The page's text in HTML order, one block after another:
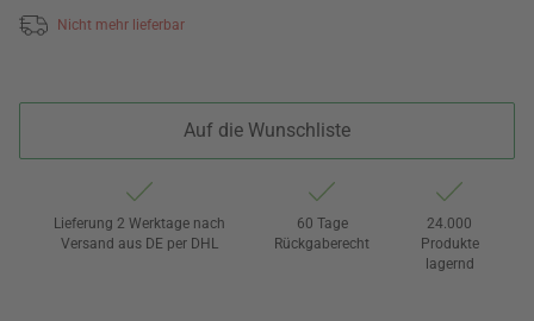
Nicht mehr lieferbar
Auf die Wunschliste
Lieferung 2 Werktage nach
Versand aus DE per DHL
60 Tage
Rückgaberecht
24.000
Produkte
lagernd